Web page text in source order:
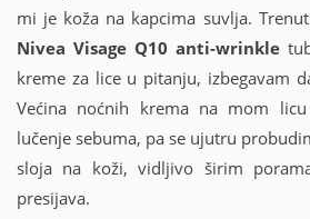
mi je koža na kapcima suvlja.
Nivea Visage Q10 anti-wrinkle
kreme za lice u pitanju, izbegavam
Većina noćnih krema na mom
lučenje sebuma, pa se ujutru
sloja na koži, vidljivo širim
presijava.